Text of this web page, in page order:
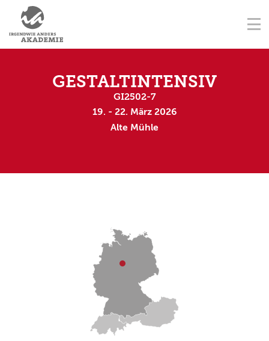
NAVIGATION ÜBERSPRINGEN
STARTSEITE
AUSBILDER
GESTALTINTENSIV
GI2502-7
19. - 22. März 2026
Alte Mühle